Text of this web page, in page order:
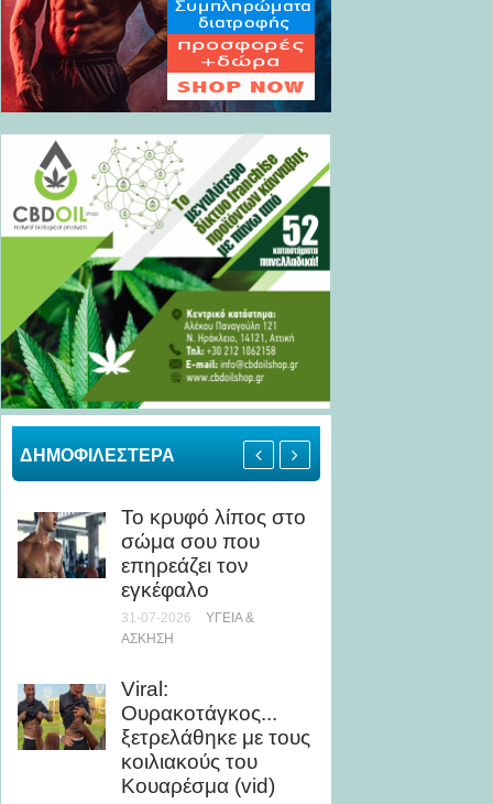
ΔΗΜΟΦΙΛΕΣΤΕΡΑ
Το κρυφό λίπος στο
σώμα σου που
επηρεάζει τον
εγκέφαλο
31-07-2026
ΥΓΕΊΑ &
ΆΣΚΗΣΗ
Viral:
Ουρακοτάγκος...
ξετρελάθηκε με τους
κοιλιακούς του
Κουαρέσμα (vid)